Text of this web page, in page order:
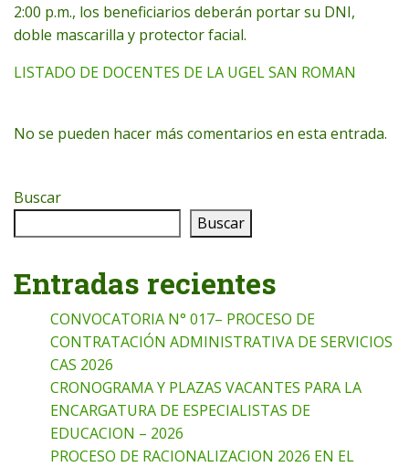
2:00 p.m., los beneficiarios deberán portar su DNI,
doble mascarilla y protector facial.
LISTADO DE DOCENTES DE LA UGEL SAN ROMAN
No se pueden hacer más comentarios en esta entrada.
Buscar
Buscar
Entradas recientes
CONVOCATORIA N° 017– PROCESO DE
CONTRATACIÓN ADMINISTRATIVA DE SERVICIOS
CAS 2026
CRONOGRAMA Y PLAZAS VACANTES PARA LA
ENCARGATURA DE ESPECIALISTAS DE
EDUCACION – 2026
PROCESO DE RACIONALIZACION 2026 EN EL